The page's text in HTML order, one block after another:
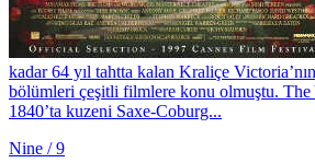
kadar 64 yıl tahtta kalan Kraliçe
bölümleri çeşitli filmlere konu olmuştu.
1840’ta kuzeni Saxe-Coburg...
Nine / 9